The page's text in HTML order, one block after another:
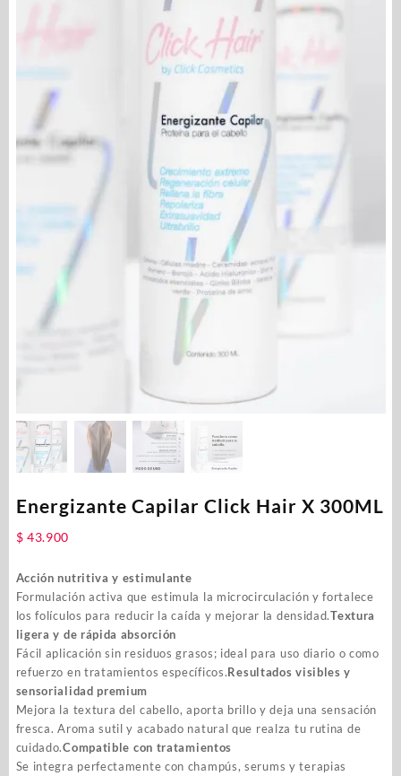
Energizante Capilar Click Hair X 300ML
$ 43.900
Acción nutritiva y estimulante
Formulación activa que estimula la microcirculación y fortalece
los folículos para reducir la caída y mejorar la densidad.Textura
ligera y de rápida absorción
Fácil aplicación sin residuos grasos; ideal para uso diario o como
refuerzo en tratamientos específicos.Resultados visibles y
sensorialidad premium
Mejora la textura del cabello, aporta brillo y deja una sensación
fresca. Aroma sutil y acabado natural que realza tu rutina de
cuidado.Compatible con tratamientos
Se integra perfectamente con champús, serums y terapias